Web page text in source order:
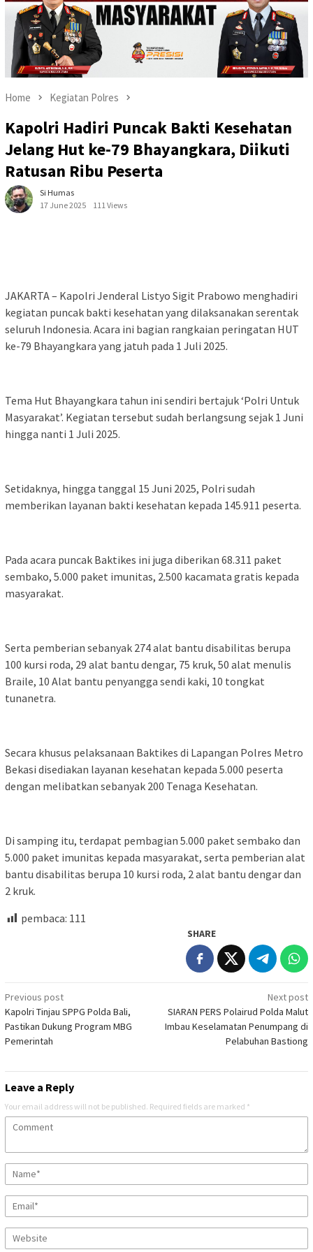
Home Kegiatan Polres
Kapolri Hadiri Puncak Bakti Kesehatan
Jelang Hut ke-79 Bhayangkara, Diikuti
Ratusan Ribu Peserta
Si Humas
17 June 2025
111 Views
JAKARTA – Kapolri Jenderal Listyo Sigit Prabowo menghadiri
kegiatan puncak bakti kesehatan yang dilaksanakan serentak
seluruh Indonesia. Acara ini bagian rangkaian peringatan HUT
ke-79 Bhayangkara yang jatuh pada 1 Juli 2025.
Tema Hut Bhayangkara tahun ini sendiri bertajuk ‘Polri Untuk
Masyarakat’. Kegiatan tersebut sudah berlangsung sejak 1 Juni
hingga nanti 1 Juli 2025.
Setidaknya, hingga tanggal 15 Juni 2025, Polri sudah
memberikan layanan bakti kesehatan kepada 145.911 peserta.
Pada acara puncak Baktikes ini juga diberikan 68.311 paket
sembako, 5.000 paket imunitas, 2.500 kacamata gratis kepada
masyarakat.
Serta pemberian sebanyak 274 alat bantu disabilitas berupa
100 kursi roda, 29 alat bantu dengar, 75 kruk, 50 alat menulis
Braile, 10 Alat bantu penyangga sendi kaki, 10 tongkat
tunanetra.
Secara khusus pelaksanaan Baktikes di Lapangan Polres Metro
Bekasi disediakan layanan kesehatan kepada 5.000 peserta
dengan melibatkan sebanyak 200 Tenaga Kesehatan.
Di samping itu, terdapat pembagian 5.000 paket sembako dan
5.000 paket imunitas kepada masyarakat, serta pemberian alat
bantu disabilitas berupa 10 kursi roda, 2 alat bantu dengar dan
2 kruk.
pembaca: 111
SHARE
Post
navigation
Previous post
Kapolri Tinjau SPPG Polda Bali,
Pastikan Dukung Program MBG
Pemerintah
Next post
SIARAN PERS Polairud Polda Malut
Imbau Keselamatan Penumpang di
Pelabuhan Bastiong
Leave a Reply
Your email address will not be published. Required fields are marked *